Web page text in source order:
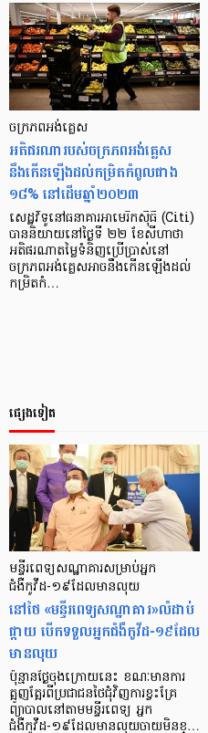
ចក្រភពអង់គ្លេស
អតិផរណារបស់ចក្រភពអង់គ្លេស
នឹងកើនឡើងដល់កម្រិតកំពូលជាង
១៨% នៅដើមឆ្នាំ២០២៣
សេដ្ឋវិទូនៅធនាគារអាមេរិកស៊ីធី (Citi)
បាននិយាយនៅថ្ងៃទី ២២ ខែសីហាថា
អតិផរណាតម្លៃទំនិញប្រើប្រាស់នៅ
ចក្រភពអង់គ្លេសអាចនឹងកើនឡើងដល់
កម្រិតកំ…
ផ្សេងទៀត
មន្ទីរពេទ្យ​សណ្ឋាគារសម្រាប់អ្នក
ជំងឺកូវីដ-១៩​ដែលមានលុយ
នៅថៃ «មន្ទីរពេទ្យសណ្ឋាគារ»លំដាប់
ផ្កាយ បើកទទួល​​អ្នកជំងឺកូវីដ-១៩​​ដែល
មានលុយ
ប៉ុន្មានថ្ងៃចុងក្រោយនេះ ខណៈ​មាន​ការ
ត្អូញត្អែរ​ពីប្រជាជនថៃជុំវិញ​ការខ្វះ​គ្រែ
ព្យាបាល​នៅតាមមន្ទីរពេទ្យ អ្នក
ជំងឺកូវីដ-១៩​ដែលមានលុយ​ចាយ​មិនខ្…